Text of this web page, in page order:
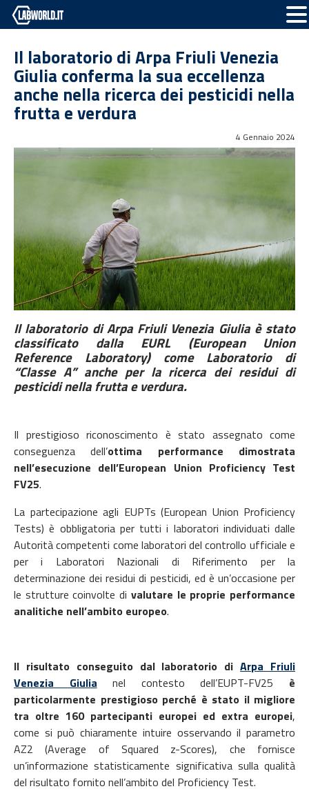
Il laboratorio di Arpa Friuli Venezia
Giulia conferma la sua eccellenza
anche nella ricerca dei pesticidi nella
frutta e verdura
4 Gennaio 2024
Il laboratorio di Arpa Friuli Venezia Giulia è stato
classificato dalla EURL (European Union
Reference Laboratory) come Laboratorio di
“Classe A” anche per la ricerca dei residui di
pesticidi nella frutta e verdura.
Il prestigioso riconoscimento è stato assegnato come
conseguenza dell’ottima performance dimostrata
nell’esecuzione dell’European Union Proficiency Test
FV25.
La partecipazione agli EUPTs (European Union Proficiency
Tests) è obbligatoria per tutti i laboratori individuati dalle
Autorità competenti come laboratori del controllo ufficiale e
per i Laboratori Nazionali di Riferimento per la
determinazione dei residui di pesticidi, ed è un’occasione per
le strutture coinvolte di valutare le proprie performance
analitiche nell’ambito europeo.
Il risultato conseguito dal laboratorio diArpa Friuli
Venezia Giulia nel contesto dell’EUPT-FV25 è
particolarmente prestigioso perché è stato il migliore
tra oltre 160 partecipanti europei ed extra europei,
come si può chiaramente intuire osservando il parametro
AZ2 (Average of Squared z-Scores), che fornisce
un’informazione statisticamente significativa sulla qualità
del risultato fornito nell’ambito del Proficiency Test.